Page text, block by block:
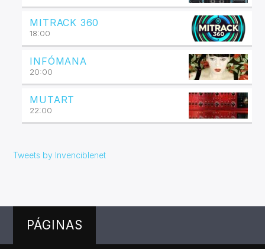
MITRACK 360
18:00
INFÓMANA
20:00
MUTART
22:00
Tweets by Invenciblenet
PÁGINAS